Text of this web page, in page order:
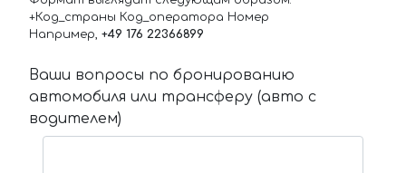
+Код_страны Код_оператора Номер
Например, +49 176 22366899
Ваши вопросы по бронированию
автомобиля или трансферу (авто с
водителем)